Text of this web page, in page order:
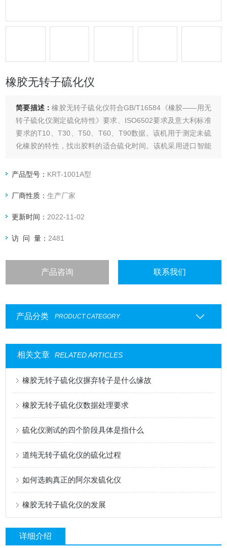
橡胶无转子硫化仪
简要描述：橡胶无转子硫化仪符合GB/T16584《橡胶——用无
转子硫化仪测定硫化特性》要求、ISO6502要求及意大利标准
要求的T10、T30、T50、T60、T90数据。该机用于测定未硫
化橡胶的特性，找出胶料的适合硫化时间。该机采用进口智能
其稳定性、重现性及准确性均优于一般有转子硫化仪。采用计
果。
产品型号： KRT-1001A型
厂商性质：生产厂家
更新时间： 2022-11-02
访 问 量： 2481
产品咨询 联系我们
产品分类 PRODUCT CATEGORY
相关文章 RELATED ARTICLES
橡胶无转子硫化仪摒弃转子是什么缘故
橡胶无转子硫化仪数据处理要求
硫化仪测试的四个阶段具体是指什么
道纯无转子硫化仪的硫化过程
如何选购真正的阿尔发硫化仪
橡胶无转子硫化仪的发展
详细介绍